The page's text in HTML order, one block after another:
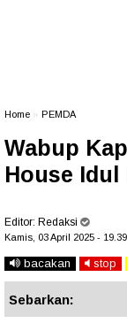
Home PEMDA
Wabup
House Idul
Editor: Redaksi
Kamis, 03 April 2025 - 19.39
bacakan stop
Sebarkan: